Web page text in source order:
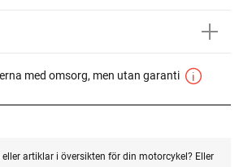
med omsorg, men utan garanti
artiklar i översikten för din motorcykel? Eller